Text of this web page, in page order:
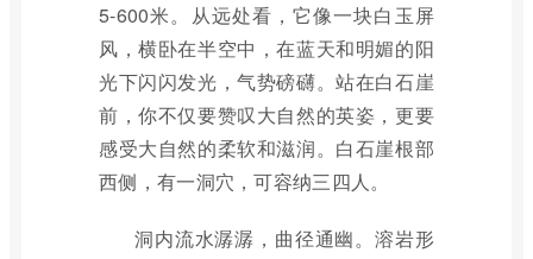
5-600米。从远处看，它像一块白玉屏
风，横卧在半空中，在蓝天和明媚的阳
光下闪闪发光，气势磅礴。站在白石崖
前，你不仅要赞叹大自然的英姿，更要
感受大自然的柔软和滋润。白石崖根部
西侧，有一洞穴，可容纳三四人。
洞内流水潺潺，曲径通幽。溶岩形